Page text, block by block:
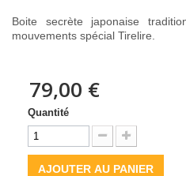
Boite secrète japonaise
mouvements spécial Tirelire.
79,00 €
Quantité
AJOUTER AU PANIER